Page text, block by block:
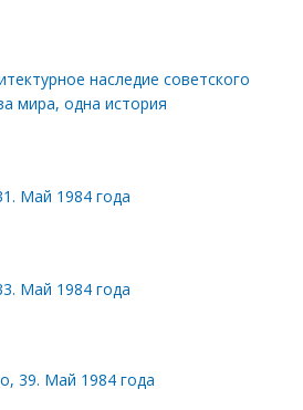
наследие советского
мира, одна история
Май 1984 года
Май 1984 года
39. Май 1984 года